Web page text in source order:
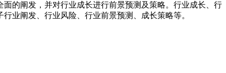
的阐发，并对行业成长进行前景预测及策略。行业成长、行
业阐发、行业风险、行业前景预测、成长策略等。